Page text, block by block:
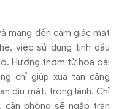
mang đến cảm giác mát
việc sử dụng tinh dầu
Hương thơm từ hoa oải
chỉ giúp xua tan căng
dịu mát, trong lành. Chỉ
căn phòng sẽ ngập tràn